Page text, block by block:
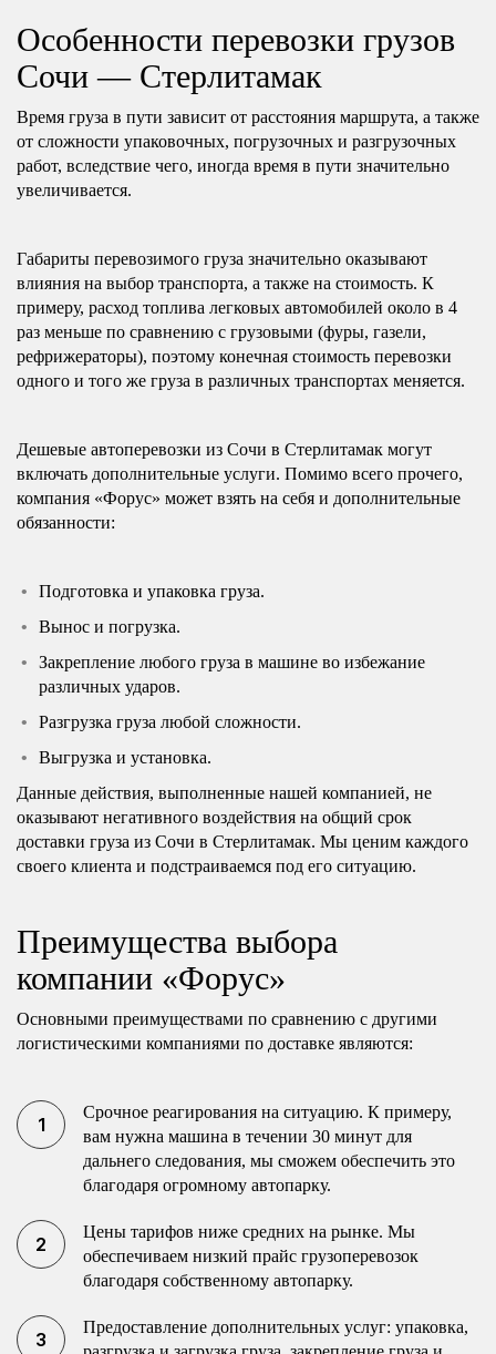
Особенности перевозки грузов
Сочи — Стерлитамак
Время груза в пути зависит от расстояния маршрута, а также
от сложности упаковочных, погрузочных и разгрузочных
работ, вследствие чего, иногда время в пути значительно
увеличивается.
Габариты перевозимого груза значительно оказывают
влияния на выбор транспорта, а также на стоимость. К
примеру, расход топлива легковых автомобилей около в 4
раз меньше по сравнению с грузовыми (фуры, газели,
рефрижераторы), поэтому конечная стоимость перевозки
одного и того же груза в различных транспортах меняется.
Дешевые автоперевозки из Сочи в Стерлитамак могут
включать дополнительные услуги. Помимо всего прочего,
компания «Форус» может взять на себя и дополнительные
обязанности:
Подготовка и упаковка груза.
Вынос и погрузка.
Закрепление любого груза в машине во избежание
различных ударов.
Разгрузка груза любой сложности.
Выгрузка и установка.
Данные действия, выполненные нашей компанией, не
оказывают негативного воздействия на общий срок
доставки груза из Сочи в Стерлитамак. Мы ценим каждого
своего клиента и подстраиваемся под его ситуацию.
Преимущества выбора
компании «Форус»
Основными преимуществами по сравнению с другими
логистическими компаниями по доставке являются:
Срочное реагирования на ситуацию. К примеру,
вам нужна машина в течении 30 минут для
дальнего следования, мы сможем обеспечить это
благодаря огромному автопарку.
Цены тарифов ниже средних на рынке. Мы
обеспечиваем низкий прайс грузоперевозок
благодаря собственному автопарку.
Предоставление дополнительных услуг: упаковка,